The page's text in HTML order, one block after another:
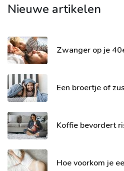
Nieuwe artikelen
Zwanger op je
Een broertje of
Koffie bevordert
Hoe voorkom je